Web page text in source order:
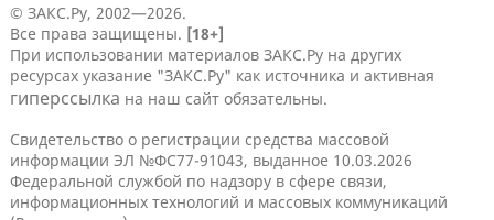
© ЗАКС.Ру, 2002—2026.
Все права защищены. [18+]
При использовании материалов ЗАКС.Ру на других
ресурсах указание "ЗАКС.Ру" как источника и активная
гиперссылка на наш сайт обязательны.
Свидетельство о регистрации средства массовой
информации ЭЛ №ФС77-91043, выданное 10.03.2026
Федеральной службой по надзору в сфере связи,
информационных технологий и массовых коммуникаций